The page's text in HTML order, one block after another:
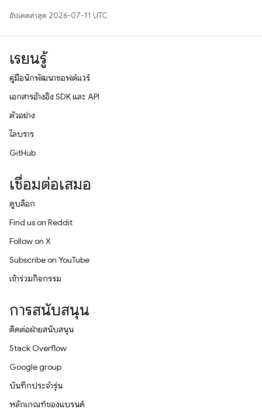
อัปเดตล่าสุด 2026-07-11 UTC
เรียนรู้
คู่มือนักพัฒนาซอฟต์แวร์
เอกสารอ้างอิง SDK และ API
ตัวอย่าง
ไลบรารี
GitHub
เชื่อมต่อเสมอ
ดูบล็อก
Find us on Reddit
Follow on X
Subscribe on YouTube
เข้าร่วมกิจกรรม
การสนับสนุน
ติดต่อฝ่ายสนับสนุน
Stack Overflow
Google group
บันทึกประจำรุ่น
หลักเกณฑ์ของแบรนด์